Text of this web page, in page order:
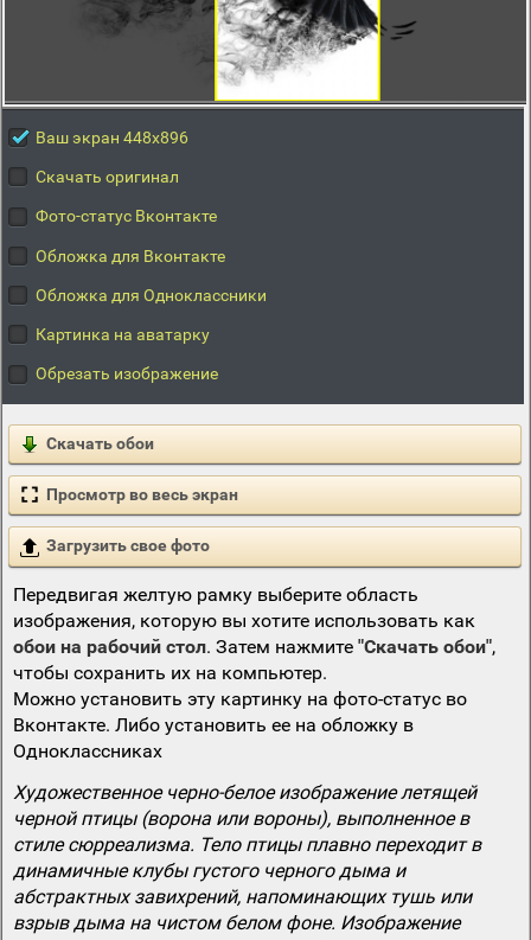
Ваш экран 448x896
Скачать оригинал
Фото-статус Вконтакте
Обложка для Вконтакте
Обложка для Одноклассники
Картинка на аватарку
Обрезать изображение
Скачать обои
Просмотр во весь экран
Загрузить свое фото
Передвигая желтую рамку выберите область
изображения, которую вы хотите использовать как
обои на рабочий стол. Затем нажмите "Скачать обои",
чтобы сохранить их на компьютер.
Можно установить эту картинку на фото-статус во
Вконтакте. Либо установить ее на обложку в
Одноклассниках
Художественное черно-белое изображение летящей
черной птицы (ворона или вороны), выполненное в
стиле сюрреализма. Тело птицы плавно переходит в
динамичные клубы густого черного дыма и
абстрактных завихрений, напоминающих тушь или
взрыв дыма на чистом белом фоне. Изображение